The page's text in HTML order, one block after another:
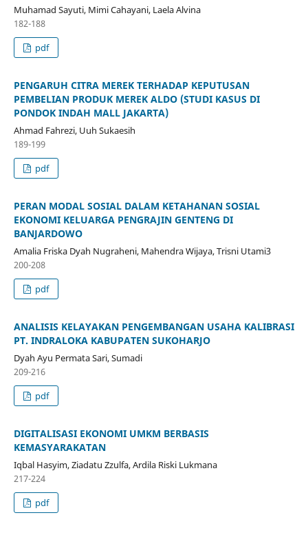
Muhamad Sayuti, Mimi Cahayani, Laela Alvina
182-188
pdf
PENGARUH CITRA MEREK TERHADAP KEPUTUSAN
PEMBELIAN PRODUK MEREK ALDO (STUDI KASUS DI
PONDOK INDAH MALL JAKARTA)
Ahmad Fahrezi, Uuh Sukaesih
189-199
pdf
PERAN MODAL SOSIAL DALAM KETAHANAN SOSIAL
EKONOMI KELUARGA PENGRAJIN GENTENG DI
BANJARDOWO
Amalia Friska Dyah Nugraheni, Mahendra Wijaya, Trisni Utami3
200-208
pdf
ANALISIS KELAYAKAN PENGEMBANGAN USAHA KALIBRASI
PT. INDRALOKA KABUPATEN SUKOHARJO
Dyah Ayu Permata Sari, Sumadi
209-216
pdf
DIGITALISASI EKONOMI UMKM BERBASIS
KEMASYARAKATAN
Iqbal Hasyim, Ziadatu Zzulfa, Ardila Riski Lukmana
217-224
pdf